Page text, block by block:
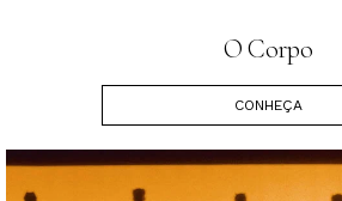
O Corpo
CONHEÇA